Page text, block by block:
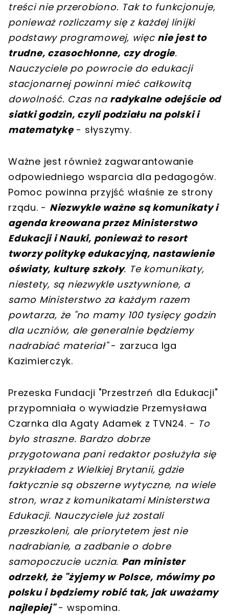
treści nie przerobiono. Tak to funkcjonuje,
ponieważ rozliczamy się z każdej linijki
podstawy programowej, więc nie jest to
trudne, czasochłonne, czy drogie.
Nauczyciele po powrocie do edukacji
stacjonarnej powinni mieć całkowitą
dowolność. Czas na radykalne odejście od
siatki godzin, czyli podziału na polski i
matematykę- słyszymy.
Ważne jest również zagwarantowanie
odpowiedniego wsparcia dla pedagogów.
Pomoc powinna przyjść właśnie ze strony
rządu. - Niezwykle ważne są komunikaty i
agenda kreowana przez Ministerstwo
Edukacji i Nauki, ponieważ to resort
tworzy politykę edukacyjną, nastawienie
oświaty, kulturę szkoły. Te komunikaty,
niestety, są niezwykle usztywnione, a
samo Ministerstwo za każdym razem
powtarza, że "no mamy 100 tysięcy godzin
dla uczniów, ale generalnie będziemy
nadrabiać materiał"- zarzuca Iga
Kazimierczyk.
Prezeska Fundacji "Przestrzeń dla Edukacji"
przypomniała o wywiadzie Przemysława
Czarnka dla Agaty Adamek z TVN24. - To
było straszne. Bardzo dobrze
przygotowana pani redaktor posłużyła się
przykładem z Wielkiej Brytanii, gdzie
faktycznie są obszerne wytyczne, na wiele
stron, wraz z komunikatami Ministerstwa
Edukacji. Nauczyciele już zostali
przeszkoleni, ale priorytetem jest nie
nadrabianie, a zadbanie o dobre
samopoczucie ucznia. Pan minister
odrzekł, że "żyjemy w Polsce, mówimy po
polsku i będziemy robić tak, jak uważamy
najlepiej"- wspomina.